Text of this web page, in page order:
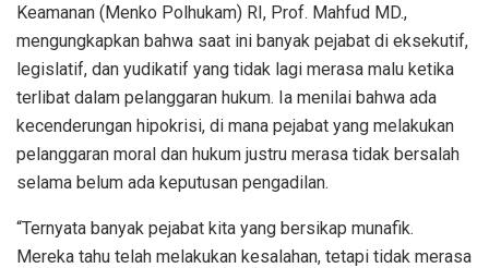
Keamanan (Menko Polhukam) RI, Prof. Mahfud MD.,
mengungkapkan bahwa saat ini banyak pejabat di eksekutif,
legislatif, dan yudikatif yang tidak lagi merasa malu ketika
terlibat dalam pelanggaran hukum. Ia menilai bahwa ada
kecenderungan hipokrisi, di mana pejabat yang melakukan
pelanggaran moral dan hukum justru merasa tidak bersalah
selama belum ada keputusan pengadilan.
“Ternyata banyak pejabat kita yang bersikap munafik.
Mereka tahu telah melakukan kesalahan, tetapi tidak merasa